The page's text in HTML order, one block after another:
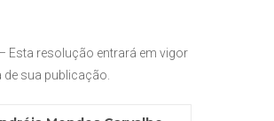
– Esta resolução entrará em vigor
de sua publicação.